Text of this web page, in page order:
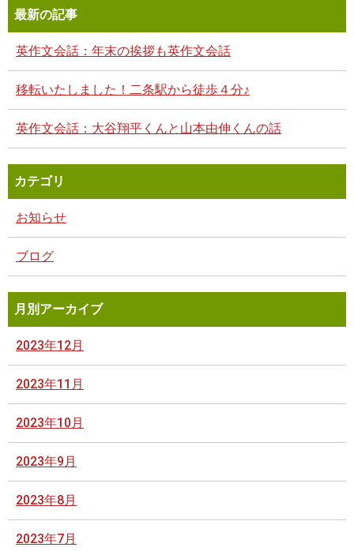
最新の記事
英作文会話：年末の挨拶も英作文会話
移転いたしました！二条駅から徒歩４分♪
英作文会話：大谷翔平くんと山本由伸くんの話
カテゴリ
お知らせ
ブログ
月別アーカイブ
2023年12月
2023年11月
2023年10月
2023年9月
2023年8月
2023年7月